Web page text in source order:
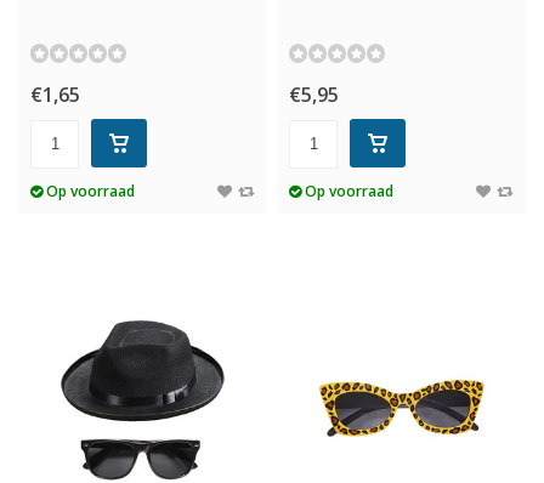
€1,65
Op voorraad
€5,95
Op voorraad